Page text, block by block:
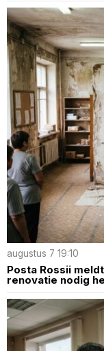
augustus 7 19:10
Posta Rossii
renovatie nodig